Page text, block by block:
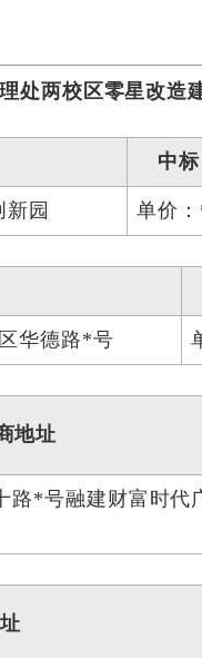
处两校区零星改造
中
园 单价
华德路*号
地址
路*号融建财富时代